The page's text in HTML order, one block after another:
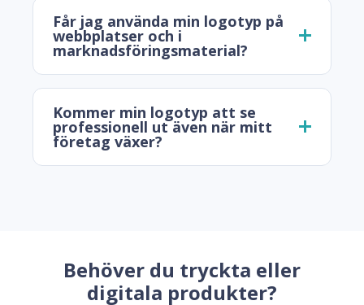
Får jag använda min logotyp på
webbplatser och i
marknadsföringsmaterial?
Kommer min logotyp att se
professionell ut även när mitt
företag växer?
Behöver du tryckta eller
digitala produkter?